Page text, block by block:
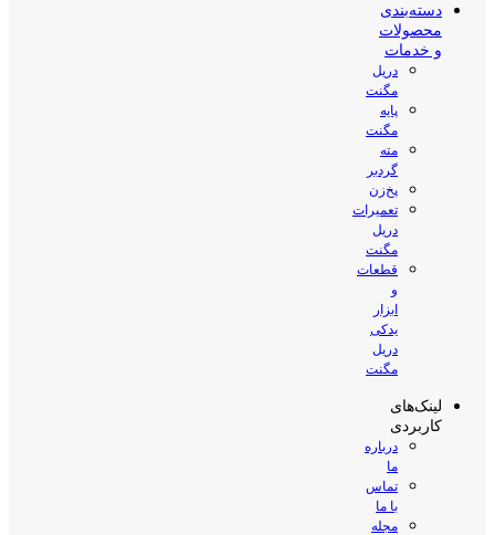
دسته‌بندی
محصولات
و خدمات
دریل
مگنت
پایه
مگنت
مته
گردبر
پخ‌زن
تعمیرات
دریل
مگنت
قطعات
و
ابزار
یدکی
دریل
مگنت
لینک‌های
کاربردی
درباره
ما
تماس
با ما
مجله